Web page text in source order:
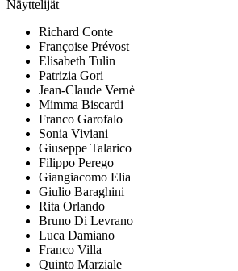
Näyttelijät
Richard Conte
Françoise Prévost
Elisabeth Tulin
Patrizia Gori
Jean-Claude Vernè
Mimma Biscardi
Franco Garofalo
Sonia Viviani
Giuseppe Talarico
Filippo Perego
Giangiacomo Elia
Giulio Baraghini
Rita Orlando
Bruno Di Levrano
Luca Damiano
Franco Villa
Quinto Marziale